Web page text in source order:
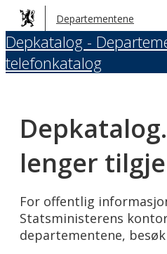
Hopp
til
hovedinnhold
Departementene
Depkatalog -
telefonkatalog
lenger
For offentlig
Statsministerens
departementene, besøk